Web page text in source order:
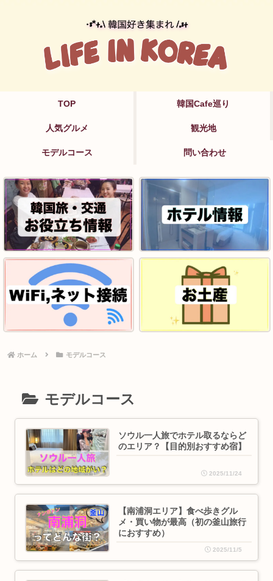
TOP 韓国Cafe巡り
人気グルメ 観光地
モデルコース 問い合わせ
ホーム モデルコース
モデルコース
ソウル一人旅でホテル取るならど
のエリア？【目的別おすすめ宿】
2025/11/24
【南浦洞エリア】食べ歩きグル
メ・買い物が最高（初の釜山旅行
におすすめ）
2025/11/5